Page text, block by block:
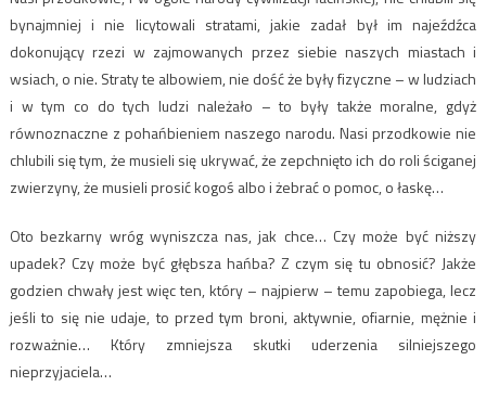
bynajmniej i nie licytowali stratami, jakie zadał był im najeźdźca
dokonujący rzezi w zajmowanych przez siebie naszych miastach i
wsiach, o nie. Straty te albowiem, nie dość że były fizyczne – w ludziach
i w tym co do tych ludzi należało – to były także moralne, gdyż
równoznaczne z pohańbieniem naszego narodu. Nasi przodkowie nie
chlubili się tym, że musieli się ukrywać, że zepchnięto ich do roli ściganej
zwierzyny, że musieli prosić kogoś albo i żebrać o pomoc, o łaskę…
Oto bezkarny wróg wyniszcza nas, jak chce… Czy może być niższy
upadek? Czy może być głębsza hańba? Z czym się tu obnosić? Jakże
godzien chwały jest więc ten, który – najpierw – temu zapobiega, lecz
jeśli to się nie udaje, to przed tym broni, aktywnie, ofiarnie, mężnie i
rozważnie… Który zmniejsza skutki uderzenia silniejszego
nieprzyjaciela…